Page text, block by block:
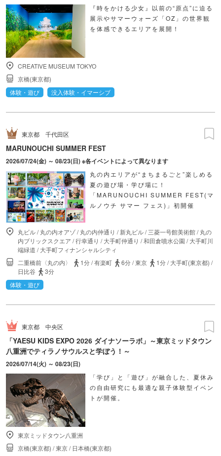
『時をかける少女』以前の“原点”に迫る
展示やサマーウォーズ「OZ」の世界観
を体感できるエリアを展開！
CREATIVE MUSEUM TOKYO
京橋(東京都)
体験・遊び
没入体験・イマーシブ
東京都 千代田区
MARUNOUCHI SUMMER FEST
2026/07/24(金) ～ 08/23(日) ※各イベントによって異なります
丸の内エリアが“まちまるごと”楽しめる
夏の遊び場・学び場に！
「MARUNOUCHI SUMMER FEST(マ
ルノウチ サマー フェス)」初開催
丸ビル/丸の内オアゾ/丸の内仲通り /新丸ビル/三菱一号館美術館/丸の
内ブリックスクエア /行幸通り /大手町仲通り /和田倉噴水公園 /大手町川
端緑道 /大手町フィナンシャルシティ
二重橋前〈丸の内〉
1分/有楽町 6分/東京 1分/大手町(東京都) /
日比谷
3分
体験・遊び
東京都 中央区
「YAESU KIDS EXPO 2026 ダイナソーラボ」～東京ミッドタウン
八重洲でティラノサウルスと学ぼう！～
2026/07/14(火) ～ 08/23(日)
「学び」と「遊び」が融合した、夏休み
の自由研究にも最適な親子体験型イベン
トが開催。
東京ミッドタウン八重洲
京橋(東京都) /東京/ 日本橋(東京都)